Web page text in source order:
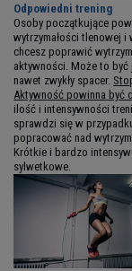
Odpowiedni trening
Osoby początkujące
wytrzymałości tlenowej
chcesz poprawić
aktywności. Może to być
nawet zwykły spacer.
Aktywność powinna być
ilość i intensywności
sprawdzi się w
popracować nad
Krótkie i bardzo
sylwetkowe.